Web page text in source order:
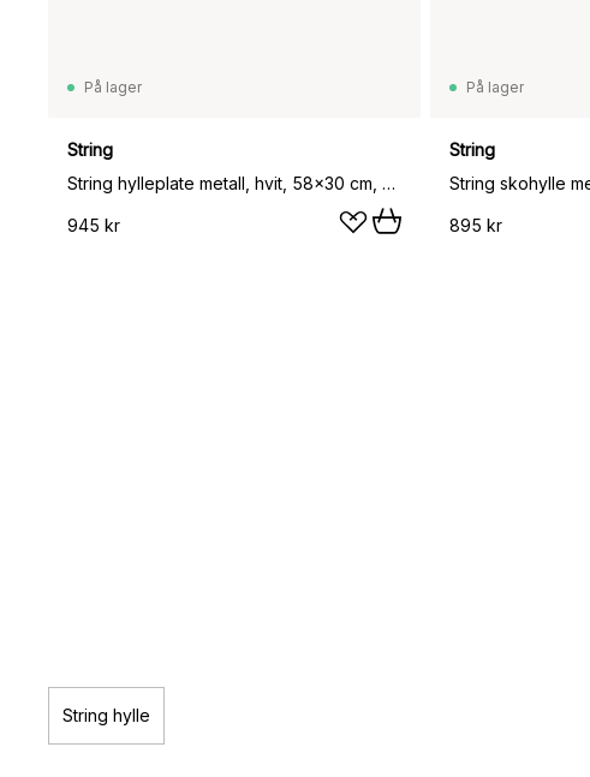
På lager
String
String hylleplate metall, hvit, 58x30 cm, høy kant
945 kr
På lager
String
String skohylle
895 kr
String hylle